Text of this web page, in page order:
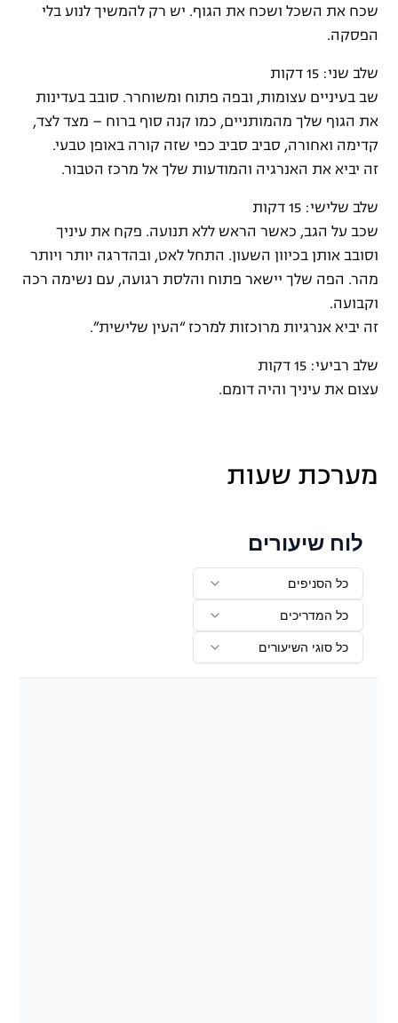
שכח את השכל ושכח את הגוף. יש רק להמשיך לנוע בלי
הפסקה.
שלב שני: 15 דקות
שב בעיניים עצומות, ובפה פתוח ומשוחרר. סובב בעדינות
את הגוף שלך מהמותניים, כמו קנה סוף ברוח – מצד לצד,
קדימה ואחורה, סביב סביב כפי שזה קורה באופן טבעי.
זה יביא את האנרגיה והמודעות שלך אל מרכז הטבור.
שלב שלישי: 15 דקות
שכב על הגב, כאשר הראש ללא תנועה. פקח את עיניך
וסובב אותן בכיוון השעון. התחל לאט, ובהדרגה יותר ויותר
מהר. הפה שלך יישאר פתוח והלסת רגועה, עם נשימה רכה
וקבועה.
זה יביא אנרגיות מרוכזות למרכז “העין שלישית”.
שלב רביעי: 15 דקות
עצום את עיניך והיה דומם.
מערכת שעות